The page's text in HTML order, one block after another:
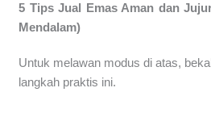
5 Tips Jual Emas Aman dan
Mendalam)
Untuk melawan modus di atas,
langkah praktis ini.